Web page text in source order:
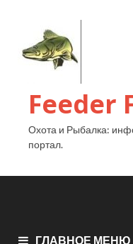
Feeder
Охота и Рыбалка:
портал.
ГЛАВНОЕ МЕНЮ